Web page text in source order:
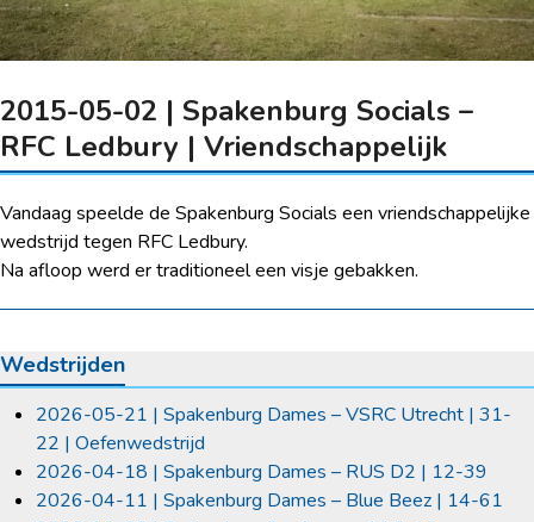
2015-05-02 | Spakenburg Socials –
RFC Ledbury | Vriendschappelijk
Vandaag speelde de Spakenburg Socials een vriendschappelijke
wedstrijd tegen RFC Ledbury.
Na afloop werd er traditioneel een visje gebakken.
Wedstrijden
2026-05-21 | Spakenburg Dames – VSRC Utrecht | 31-
22 | Oefenwedstrijd
2026-04-18 | Spakenburg Dames – RUS D2 | 12-39
2026-04-11 | Spakenburg Dames – Blue Beez | 14-61